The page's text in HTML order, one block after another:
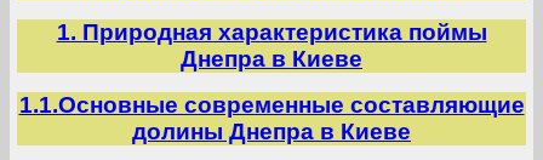
1. Природная характеристика поймы
Днепра в Киеве
1.1.Основные современные составляющие
долины Днепра в Киеве